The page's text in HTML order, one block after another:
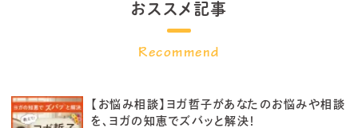
おススメ記事
【お悩み相談】ヨガ哲子があなたのお悩みや相談
を、ヨガの知恵でズバッと解決！